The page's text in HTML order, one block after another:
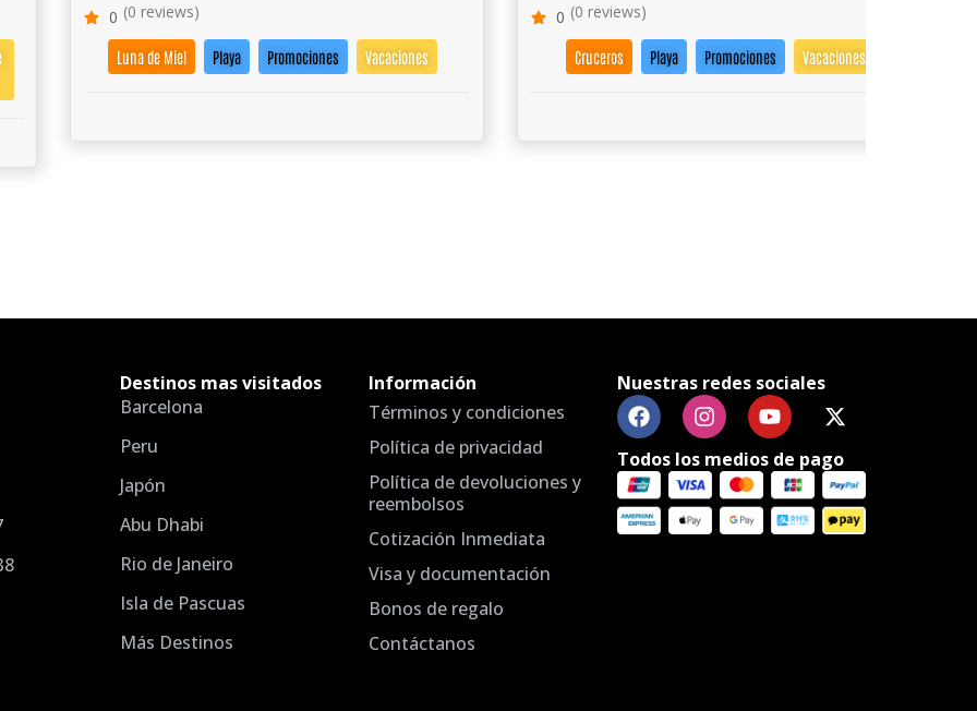
0 (0 reviews)
Luna de Miel Playa Promociones Vacaciones
0 (0 reviews)
Cruceros Playa Promociones Vacaciones
Destinos mas visitados
Barcelona
Peru
Japón
Abu Dhabi
Rio de Janeiro
Isla de Pascuas
Más Destinos
Información
Términos y condiciones
Política de privacidad
Política de devoluciones y
reembolsos
Cotización Inmediata
Visa y documentación
Bonos de regalo
Contáctanos
Nuestras redes sociales
Todos los medios de pago